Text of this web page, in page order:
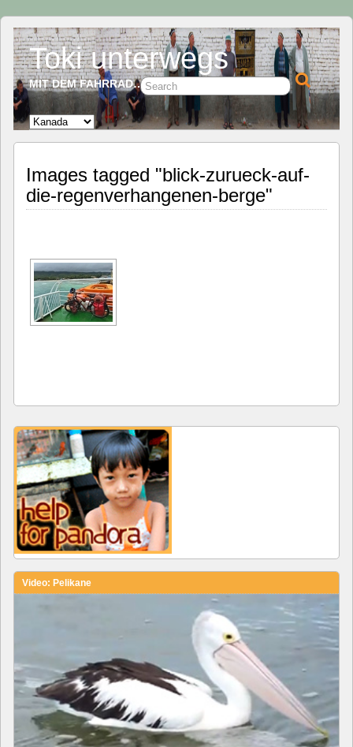
Toki unterwegs
MIT DEM FAHRRAD…
Images tagged "blick-zurueck-auf-
die-regenverhangenen-berge"
Video: Pelikane